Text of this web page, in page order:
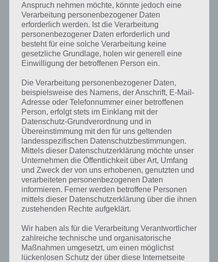
Weiterhin gibt es zahlreiche Spielmodi. Einerseits gibt es den
Karriere-Modus und die Einzel-Events. Hier sorgen die über 36
Strecken und 28 Wagen für Abwechslung. Neben klassischen
Rennen, in welchem du versuchen musst als erster nach den
entsprechenden Runden die Ziellinie zu überqueren, gibt es noch
weitere Spielmodi.
Drift-Modus musst du durch die Kurven gleiten und dabei so viele
Punkte wie möglich erzielen. ImSpielmodi Reckless Mashup herrscht
ein gemischtes Starterfeld aus Autos, LKWs und Buggys. Besonderes
hierbei: Die Gegner verhalten sich besonders rücksichtlos, sodass es
hier zahlreiche Action auf der Strecke gibt. Weiterhin gibt es auch
noch die Heiße-Runde-Events und die bereits angesprochenen
Renn-Events.
Mit toller Grafik und realistischer Physik
Aber auch die grafische Umsetzung von Reckless Racing 3 kann
sowohl auf Android Smartphones und Tablets, als auch auf iPhone
Dank einer 3D-Optik gibt es zudem Licht- und Schatten, die für eine
dynamische Sicht auf die Strecke sorgen.
Ebenso gelungen ist die Steuerung der Fahrzeuge dank einer sehr
Anspruch nehmen möchte, könnte jedoch eine
Verarbeitung personenbezogener Daten
erforderlich werden. Ist die Verarbeitung
personenbezogener Daten erforderlich und
besteht für eine solche Verarbeitung keine
gesetzliche Grundlage, holen wir generell eine
Einwilligung der betroffenen Person ein.
Die Verarbeitung personenbezogener Daten,
beispielsweise des Namens, der Anschrift, E-Mail-
Adresse oder Telefonnummer einer betroffenen
Person, erfolgt stets im Einklang mit der
Datenschutz-Grundverordnung und in
Übereinstimmung mit den für uns geltenden
landesspezifischen Datenschutzbestimmungen.
Mittels dieser Datenschutzerklärung möchte unser
Unternehmen die Öffentlichkeit über Art, Umfang
und Zweck der von uns erhobenen, genutzten und
verarbeiteten personenbezogenen Daten
informieren. Ferner werden betroffene Personen
mittels dieser Datenschutzerklärung über die ihnen
zustehenden Rechte aufgeklärt.
Wir haben als für die Verarbeitung Verantwortlicher
zahlreiche technische und organisatorische
Maßnahmen umgesetzt, um einen möglichst
lückenlosen Schutz der über diese Internetseite